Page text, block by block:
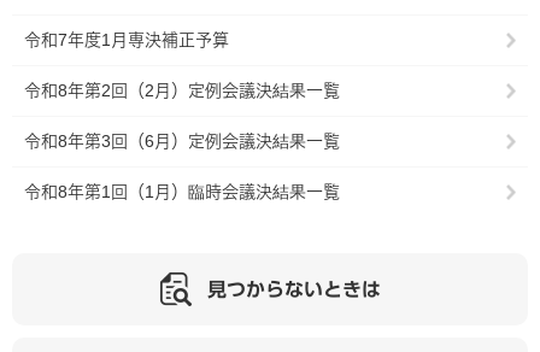
令和7年度1月専決補正予算
令和8年第2回（2月）定例会議決結果一覧
令和8年第3回（6月）定例会議決結果一覧
令和8年第1回（1月）臨時会議決結果一覧
見つからないときは